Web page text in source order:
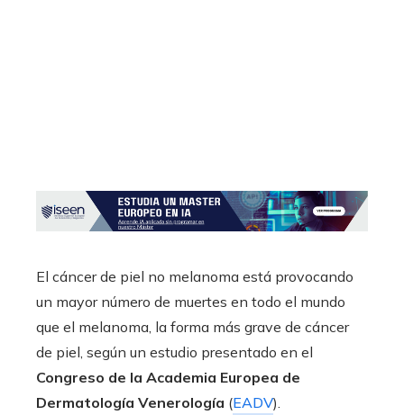
El cáncer de piel no melanoma está provocando
un mayor número de muertes en todo el mundo
que el melanoma, la forma más grave de cáncer
de piel, según un estudio presentado en el
Congreso de la Academia Europea de
Dermatología Venerología (EADV).